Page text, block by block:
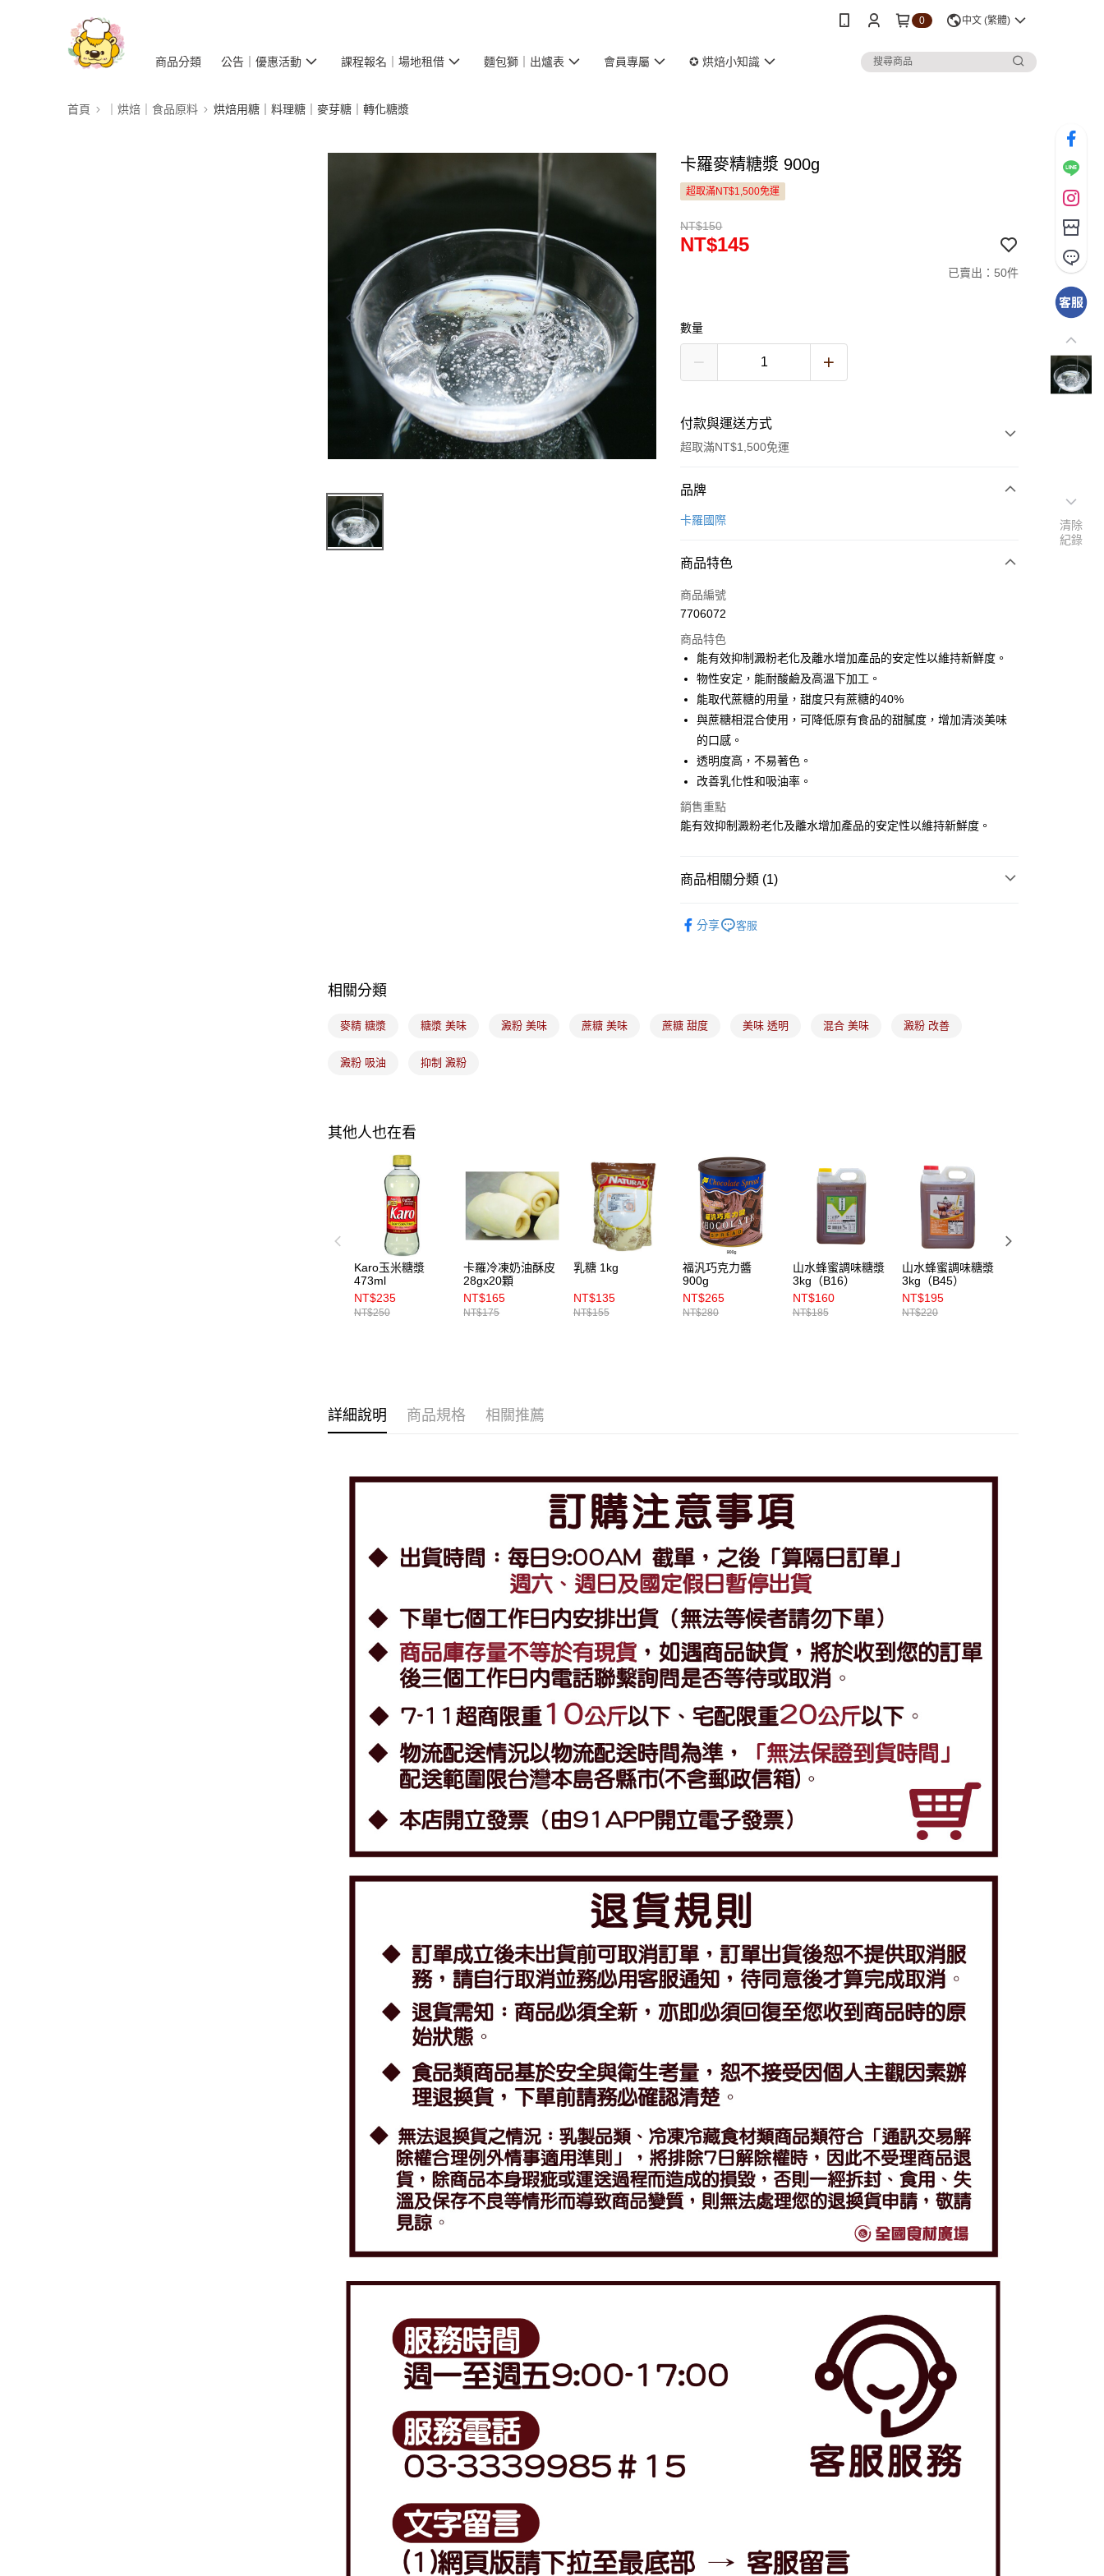
0 中文 (繁體)
商品分類 公告｜優惠活動 課程報名｜場地租借 麵包獅｜出爐表 會員專屬 ✪ 烘焙小知識
首頁 ｜烘焙｜食品原料 烘焙用糖｜料理糖｜麥芽糖｜轉化糖漿
卡羅麥精糖漿 900g
超取滿NT$1,500免運
NT$150
NT$145
已賣出：50件
數量
付款與運送方式
超取滿NT$1,500免運
付款方式
信用卡一次付款
悠遊付
Google Pay
全盈+PAY
ATM付款
運送方式
7-11取貨(5kg以內，尺寸不超過90cm)
每筆NT$100，滿NT$1,500(含以上)免運費
品牌
卡羅國際
商品特色
商品編號
7706072
商品特色
能有效抑制澱粉老化及離水增加產品的安定性以維持新鮮度。
物性安定，能耐酸鹼及高溫下加工。
能取代蔗糖的用量，甜度只有蔗糖的40%
與蔗糖相混合使用，可降低原有食品的甜膩度，增加清淡美味
的口感。
透明度高，不易著色。
改善乳化性和吸油率。
銷售重點
能有效抑制澱粉老化及離水增加產品的安定性以維持新鮮度。
商品相關分類 (1)
分享
客服
相關分類
麥精 糖漿 糖漿 美味 澱粉 美味 蔗糖 美味 蔗糖 甜度 美味 透明 混合 美味 澱粉 改善
澱粉 吸油 抑制 澱粉
其他人也在看
Karo玉米糖漿
473ml
NT$235
NT$250
卡羅冷凍奶油酥皮
28gx20顆
NT$165
NT$175
乳糖 1kg
NT$135
NT$155
福汎巧克力醬
900g
NT$265
NT$280
山水蜂蜜調味糖漿
3kg（B16）
NT$160
NT$185
山水蜂蜜調味糖漿
3kg（B45）
NT$195
NT$220
詳細說明 商品規格 相關推薦
清除
紀錄